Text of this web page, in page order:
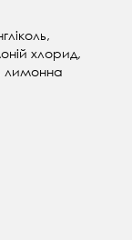
хлорид,
лимонна